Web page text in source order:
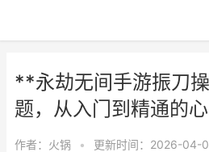
**永劫无间手游振刀
题，从入门到精通的
作者： 火锅 • 更新时间：2026-04-